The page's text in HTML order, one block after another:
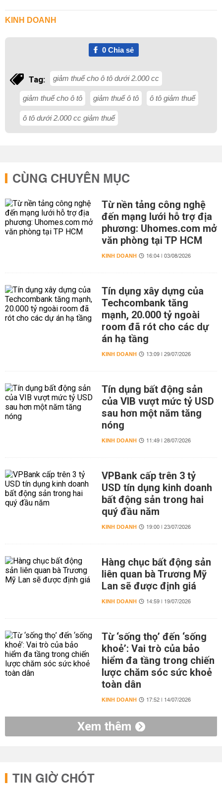
KINH DOANH
0Chia sẻ
Tag: giảm thuế cho ô tô dưới 2.000 cc
giảm thuế cho ô tô giảm thuế ô tô ô tô giảm thuế
ô tô dưới 2.000 cc giảm thuế
CÙNG CHUYÊN MỤC
Từ nền tảng công nghệ
đến mạng lưới hỗ trợ địa
phương: Uhomes.com mở
văn phòng tại TP HCM
KINH DOANH 16:04 | 03/08/2026
Tín dụng xây dựng của
Techcombank tăng
mạnh, 20.000 tỷ ngoài
room đã rót cho các dự
án hạ tầng
KINH DOANH 13:09 | 29/07/2026
Tín dụng bất động sản
của VIB vượt mức tỷ USD
sau hơn một năm tăng
nóng
KINH DOANH 11:49 | 28/07/2026
VPBank cấp trên 3 tỷ
USD tín dụng kinh doanh
bất động sản trong hai
quý đầu năm
KINH DOANH 19:00 | 23/07/2026
Hàng chục bất động sản
liên quan bà Trương Mỹ
Lan sẽ được định giá
KINH DOANH 14:59 | 19/07/2026
Từ ‘sống thọ’ đến ‘sống
khoẻ’: Vai trò của bảo
hiểm đa tầng trong chiến
lược chăm sóc sức khoẻ
toàn dân
KINH DOANH 17:52 | 14/07/2026
Xem thêm
TIN GIỜ CHÓT